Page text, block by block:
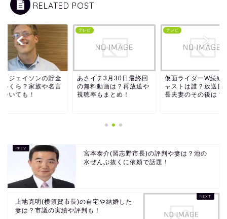
RELATED POST
りジェイソンの貯金
いくら？家族や名言
ついても！
テレビ
あさイチ3月30日最終回
の無料動画は？再放送や
視聴率もまとめ！
テレビ
仮面ライダーW続編
ャストは誰？放送日
長夫妻のその後は？
宮本泰介(習志野市長)の評判や妻は？池の
水ぜんぶ抜くに依頼で話題！
上地克明(横須賀市長)の自宅や結婚した
妻は？市議の実績や評判も！